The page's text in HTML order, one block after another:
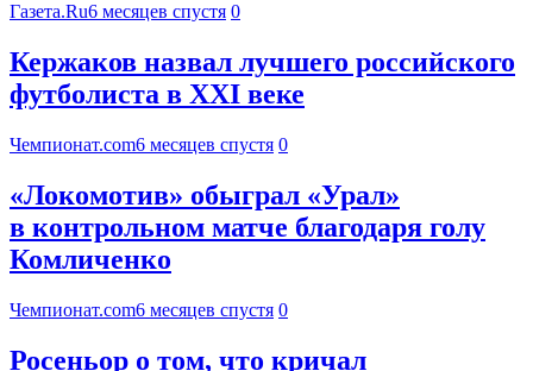
Газета.Ru6 месяцев спустя 0
Кержаков назвал лучшего российского
футболиста в ХХI веке
Чемпионат.com6 месяцев спустя 0
«Локомотив» обыграл «Урал»
в контрольном матче благодаря голу
Комличенко
Чемпионат.com6 месяцев спустя 0
Росеньор о том, что кричал